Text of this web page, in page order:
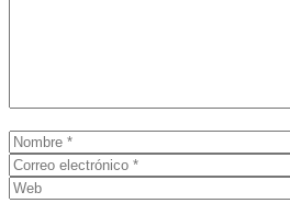
Nombre